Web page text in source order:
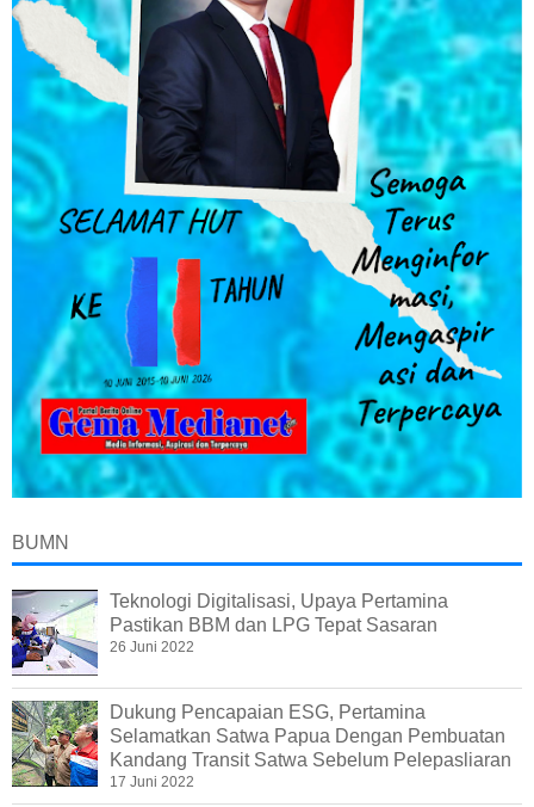
BUMN
Teknologi Digitalisasi, Upaya Pertamina
Pastikan BBM dan LPG Tepat Sasaran
26 Juni 2022
Dukung Pencapaian ESG, Pertamina
Selamatkan Satwa Papua Dengan Pembuatan
Kandang Transit Satwa Sebelum Pelepasliaran
17 Juni 2022